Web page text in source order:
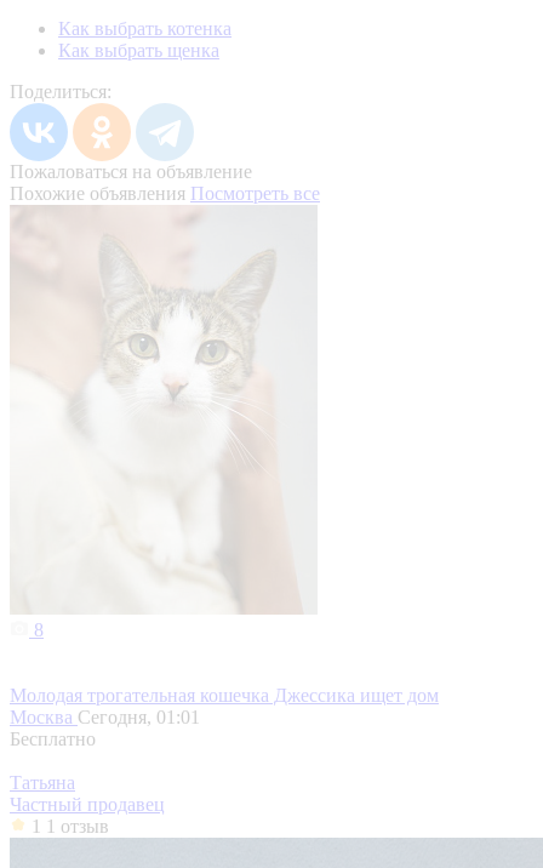
Как выбрать котенка
Как выбрать щенка
Поделиться:
Пожаловаться на объявление
Похожие объявления Посмотреть все
8
Молодая трогательная кошечка Джессика ищет дом
Москва Сегодня, 01:01
Бесплатно
Татьяна
Частный продавец
1 1 отзыв